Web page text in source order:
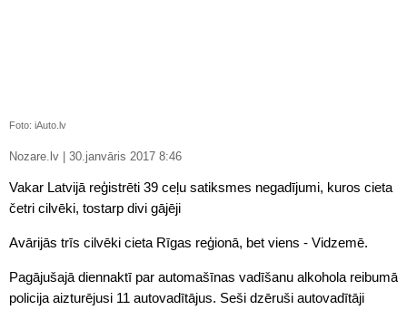
Foto: iAuto.lv
Nozare.lv | 30.janvāris 2017 8:46
Vakar Latvijā reģistrēti 39 ceļu satiksmes negadījumi, kuros cieta
četri cilvēki, tostarp divi gājēji
Avārijās trīs cilvēki cieta Rīgas reģionā, bet viens - Vidzemē.
Pagājušajā diennaktī par automašīnas vadīšanu alkohola reibumā
policija aizturējusi 11 autovadītājus. Seši dzēruši autovadītāji